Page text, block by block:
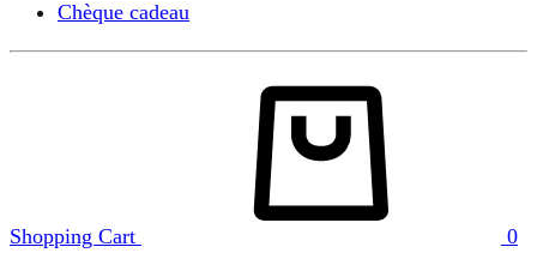
Chèque cadeau
Shopping Cart 0